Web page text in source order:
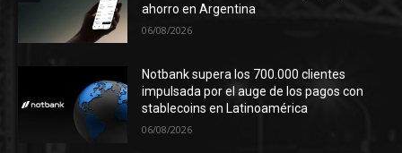
ahorro en Argentina
06/08/2026
Notbank supera los 700.000 clientes
impulsada por el auge de los pagos con
stablecoins en Latinoamérica
06/08/2026